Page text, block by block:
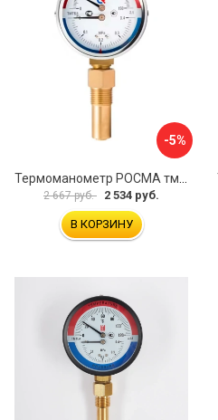
-5%
Термоманометр РОСМА тмтб-31р.1 D070-00877
2 667 руб. 2 534 руб.
В КОРЗИНУ